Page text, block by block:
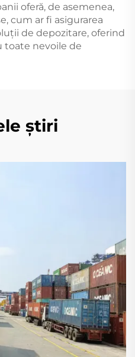
oferă, de asemenea,
cum ar fi asigurarea
de depozitare, oferind
toate nevoile de
știri